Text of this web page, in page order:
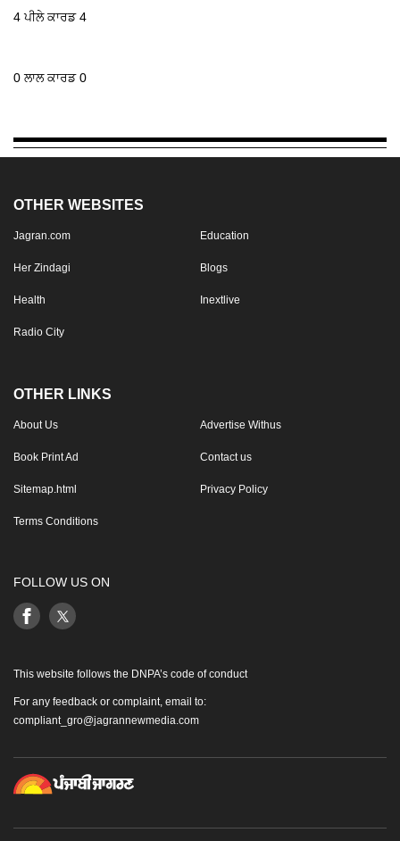
4 ਪੀਲੇ ਕਾਰਡ 4
0 ਲਾਲ ਕਾਰਡ 0
OTHER WEBSITES
Jagran.com Education
Her Zindagi Blogs
Health Inextlive
Radio City
OTHER LINKS
About Us Advertise Withus
Book Print Ad Contact us
Sitemap.html Privacy Policy
Terms Conditions
FOLLOW US ON
This website follows the DNPA’s code of conduct
For any feedback or complaint, email to:
compliant_gro@jagrannewmedia.com